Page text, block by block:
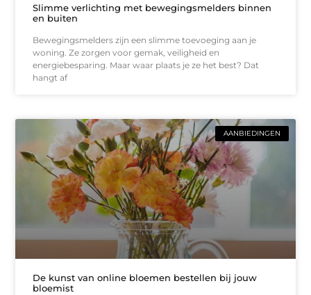
Slimme verlichting met bewegingsmelders binnen
en buiten
Bewegingsmelders zijn een slimme toevoeging aan je
woning. Ze zorgen voor gemak, veiligheid en
energiebesparing. Maar waar plaats je ze het best? Dat
hangt af
AANBIEDINGEN
De kunst van online bloemen bestellen bij jouw
bloemist